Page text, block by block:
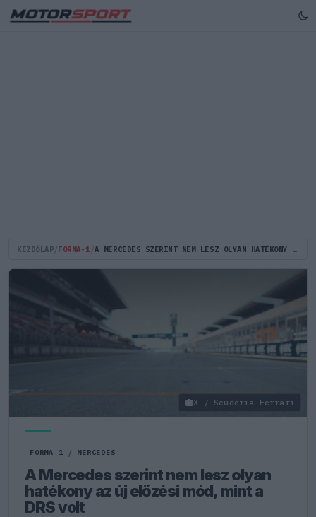
KEZDŐLAP FORMA-1 A MERCEDES SZERINT NEM LESZ OLYAN HATÉKONY AZ ÚJ ELŐZÉSI MÓD, MINT A DRS VOLT
X / Scuderia Ferrari
FORMA-1 / MERCEDES
A Mercedes szerint nem lesz olyan
hatékony az új előzési mód, mint a
DRS volt